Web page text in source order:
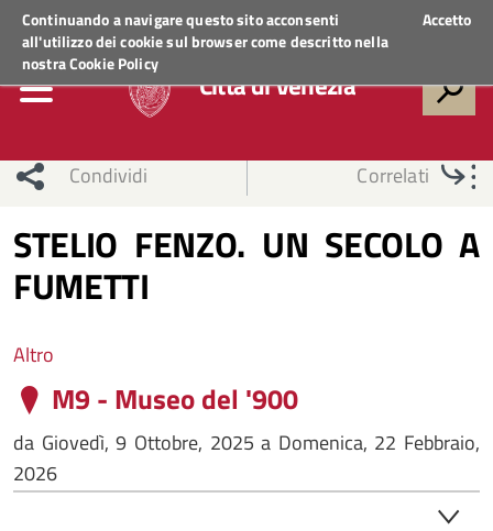
Continuando a navigare questo sito acconsenti
all'utilizzo dei cookie sul browser come descritto nella
nostraCookie Policy
Accetto
Regione VenetoACCEDI AI SERVIZI
Città di Venezia
Condividi Correlati
STELIO FENZO. UN SECOLO A
FUMETTI
Altro
M9 - Museo del '900
da Giovedì, 9 Ottobre, 2025 a Domenica, 22 Febbraio,
2026